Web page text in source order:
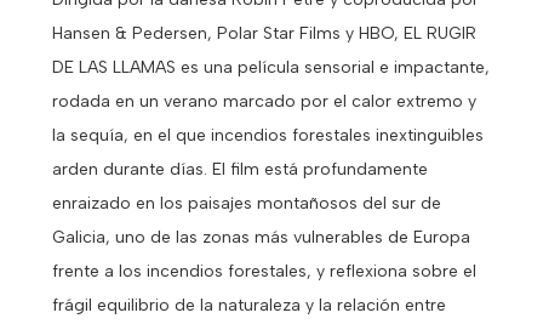
Hansen & Pedersen, Polar Star Films y HBO, EL RUGIR
DE LAS LLAMAS es una película sensorial e impactante,
rodada en un verano marcado por el calor extremo y
la sequía, en el que incendios forestales inextinguibles
arden durante días. El film está profundamente
enraizado en los paisajes montañosos del sur de
Galicia, uno de las zonas más vulnerables de Europa
frente a los incendios forestales, y reflexiona sobre el
frágil equilibrio de la naturaleza y la relación entre